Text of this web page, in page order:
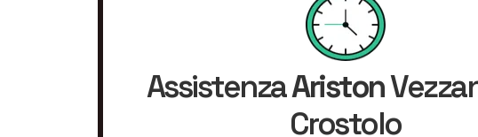
AssistenzaAriston
Crostolo